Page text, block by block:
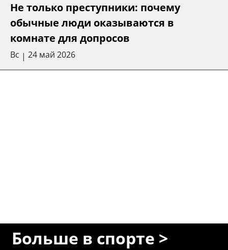
Не только преступники: почему
обычные люди оказываются в
комнате для допросов
Вс | 24 май 2026
Больше в спорте >